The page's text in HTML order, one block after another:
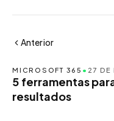
Anterior
MICROSOFT 365 • 27 DE
5 ferramentas
resultados